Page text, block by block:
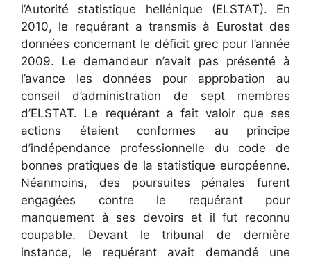
l’Autorité statistique hellénique (ELSTAT). En
2010, le requérant a transmis à Eurostat des
données concernant le déficit grec pour l’année
2009. Le demandeur n’avait pas présenté à
l’avance les données pour approbation au
conseil d’administration de sept membres
d’ELSTAT. Le requérant a fait valoir que ses
actions étaient conformes au principe
d’indépendance professionnelle du code de
bonnes pratiques de la statistique européenne.
Néanmoins, des poursuites pénales furent
engagées contre le requérant pour
manquement à ses devoirs et il fut reconnu
coupable. Devant le tribunal de dernière
instance, le requérant avait demandé une